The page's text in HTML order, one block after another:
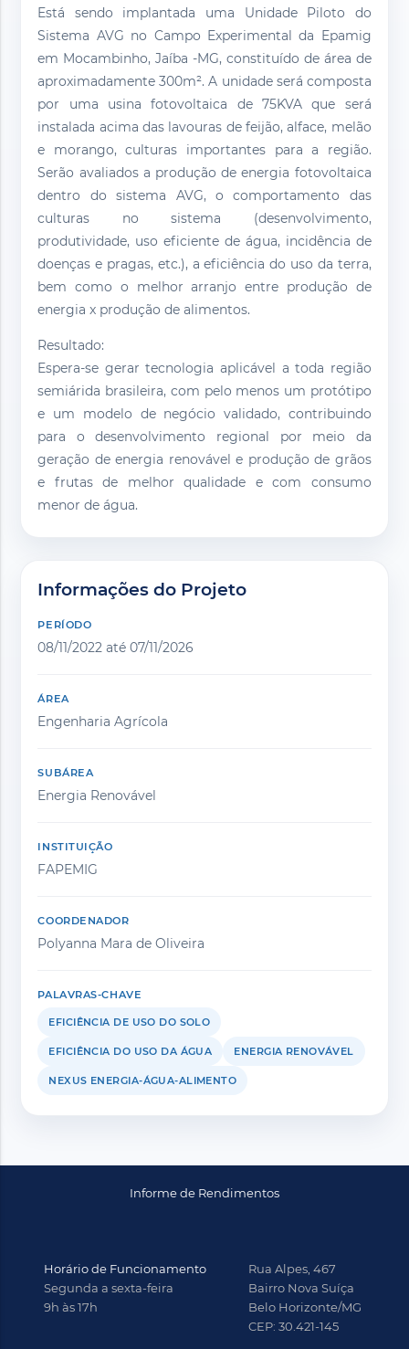
Está sendo implantada uma Unidade Piloto do
Sistema AVG no Campo Experimental da Epamig
em Mocambinho, Jaíba -MG, constituído de área de
aproximadamente 300m². A unidade será composta
por uma usina fotovoltaica de 75KVA que será
instalada acima das lavouras de feijão, alface, melão
e morango, culturas importantes para a região.
Serão avaliados a produção de energia fotovoltaica
dentro do sistema AVG, o comportamento das
culturas no sistema (desenvolvimento,
produtividade, uso eficiente de água, incidência de
doenças e pragas, etc.), a eficiência do uso da terra,
bem como o melhor arranjo entre produção de
energia x produção de alimentos.
Resultado:
Espera-se gerar tecnologia aplicável a toda região
semiárida brasileira, com pelo menos um protótipo
e um modelo de negócio validado, contribuindo
para o desenvolvimento regional por meio da
geração de energia renovável e produção de grãos
e frutas de melhor qualidade e com consumo
menor de água.
Informações do Projeto
PERÍODO
08/11/2022 até 07/11/2026
ÁREA
Engenharia Agrícola
SUBÁREA
Energia Renovável
INSTITUIÇÃO
FAPEMIG
COORDENADOR
Polyanna Mara de Oliveira
PALAVRAS-CHAVE
EFICIÊNCIA DE USO DO SOLO
EFICIÊNCIA DO USO DA ÁGUA ENERGIA RENOVÁVEL
NEXUS ENERGIA-ÁGUA-ALIMENTO
Informe de Rendimentos
Horário de Funcionamento
Segunda a sexta-feira
9h às 17h
Rua Alpes, 467
Bairro Nova Suíça
Belo Horizonte/MG
CEP: 30.421-145